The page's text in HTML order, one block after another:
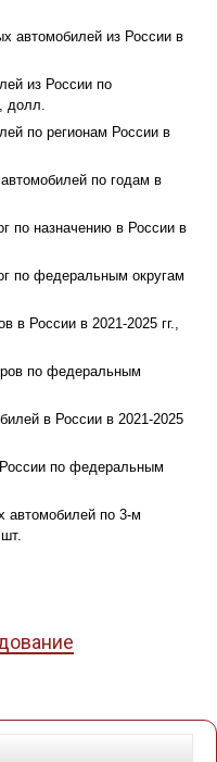
автомобилей из России в
из России по
долл.
по регионам России в
по годам в
по назначению в России в
по федеральным округам
в России в 2021-2025 гг.,
по федеральным
в России в 2021-2025
по федеральным
автомобилей по 3-м